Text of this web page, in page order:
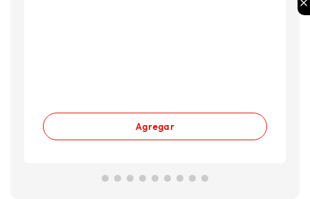
Agregar